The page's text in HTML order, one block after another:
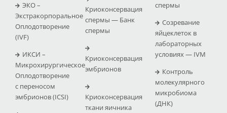
ЭКО –
Экстракорпоральное
Оплодотворение
(IVF)
ИКСИ –
Микрохирургическое
Оплодотворение
с переносом
эмбрионов (ICSI)
Криоконсервация
спермы — Банк
спермы
Криоконсервация
эмбрионов
Криоконсервация
ткани яичника
спермы
Созревание
яйцеклеток в
лабораторных
условиях — IVM
Контроль
молекулярного
микробиома
(ДНК)